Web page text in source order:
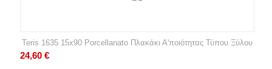
Teris 1635 15x90 Porcellanato Πλακάκι Α'ποιότητας Τύπου Ξύλου
24,60 €